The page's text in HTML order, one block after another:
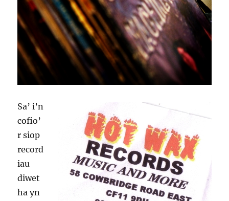
Sa’ i’n
cofio’
r siop
record
iau
diwet
ha yn